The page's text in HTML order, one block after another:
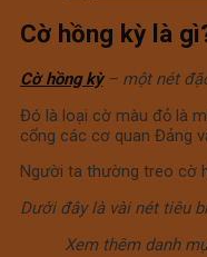
Cờ hồng kỳ là
Cờ hồng kỳ– một nét
Đó là loại cờ màu đỏ là
cổng các cơ quan Đảng
Người ta thường treo cờ
Dưới đây là vài nét tiêu
Xem thêm danh